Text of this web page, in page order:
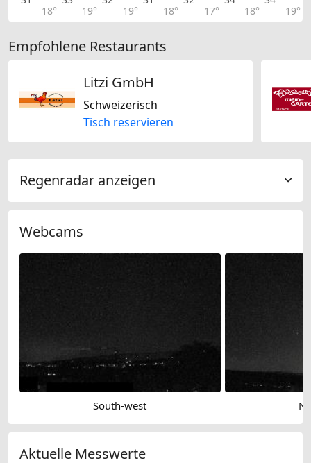
18°
19°
19°
18°
17°
18°
19°
Empfohlene Restaurants
Litzi GmbH
Schweizerisch
Tisch reservieren
Regenradar anzeigen
Webcams
South-west
Aktuelle Messwerte